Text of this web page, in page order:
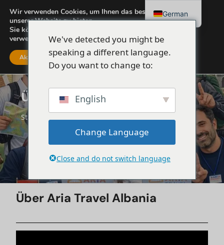
Über uns
Startseite
Über Aria Travel Albania
We've detected you might be
speaking a different language.
Do you want to change to:
English
Change Language
Close and do not switch language
Wir verwenden Cookies, um Ihnen das beste Erlebnis auf
unserer Website zu bieten.
Sie können mehr darüber erfahren, welche Cookies wir
verwenden, oder sie unterEinstellungenausschalten.
Akzeptieren Einstellungen
German